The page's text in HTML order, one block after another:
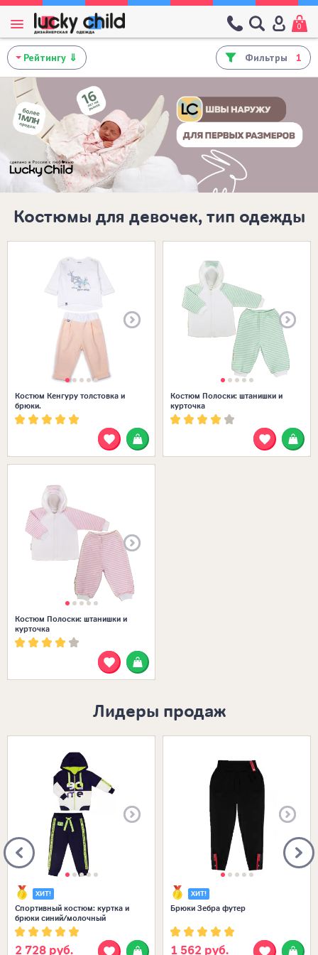
0
Фильтры 1
Костюмы для девочек, тип одежды
Костюм Кенгуру толстовка и
брюки.
Костюм Полоски: штанишки и
курточка
Костюм Полоски: штанишки и
курточка
Лидеры продаж
Размеры в наличии:
ХИТ!
Спортивный костюм: куртка и
брюки синий/молочный
2 728 руб.
ХИТ!
Брюки Зебра футер
1 562 руб.